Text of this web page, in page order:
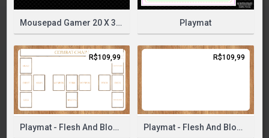
PLEASE SELECT A PRODUCT TO START DESIGNING
Mousepad Gamer 20 X 30 Cm Playmat
Playmat - Flesh And Blood Classic
R$109,99
Playmat - Flesh And Blood Clean
R$109,99